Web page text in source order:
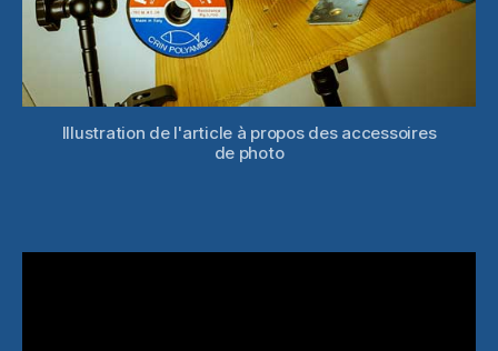
Illustration de l'article à propos des accessoires
de photo